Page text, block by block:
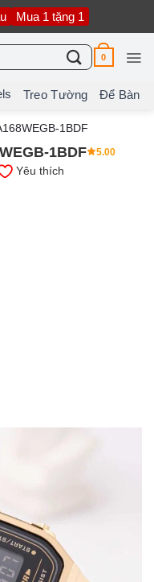
Mua 1 tặng 1
0
Treo Tường Để Bàn
1BDF
1BDF 5.00
Yêu thích